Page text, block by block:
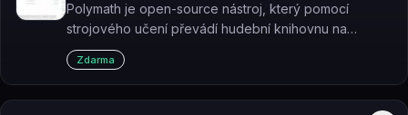
Polymath je open-source nástroj, který pomocí
strojového učení převádí hudební knihovnu na
vzorkovou knihovnu pro hudební produkci.
Zdarma